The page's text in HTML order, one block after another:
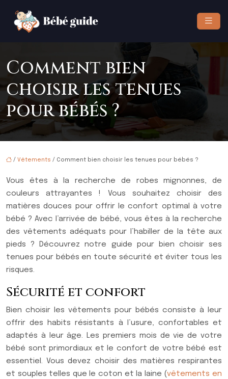
Comment bien
choisir les tenues
pour bébés ?
/ Vêtements / Comment bien choisir les tenues pour bébés ?
Vous êtes à la recherche de robes mignonnes, de
couleurs attrayantes ! Vous souhaitez choisir des
matières douces pour offrir le confort optimal à votre
bébé ? Avec l’arrivée de bébé, vous êtes à la recherche
des vêtements adéquats pour l’habiller de la tête aux
pieds ? Découvrez notre guide pour bien choisir ses
tenues pour bébés en toute sécurité et éviter tous les
risques.
Sécurité et confort
Bien choisir les vêtements pour bébés consiste à leur
offrir des habits résistants à l’usure, confortables et
adaptés à leur âge. Les premiers mois de vie de votre
bébé sont primordiaux et le confort de votre bébé est
essentiel. Vous devez choisir des matières respirantes
et souples telles que le coton et la laine (vêtements en